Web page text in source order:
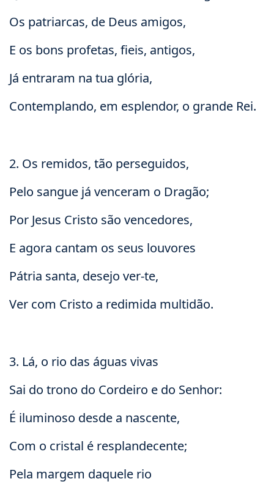
Os patriarcas, de Deus amigos,
E os bons profetas, fieis, antigos,
Já entraram na tua glória,
Contemplando, em esplendor, o grande Rei.
2. Os remidos, tão perseguidos,
Pelo sangue já venceram o Dragão;
Por Jesus Cristo são vencedores,
E agora cantam os seus louvores
Pátria santa, desejo ver-te,
Ver com Cristo a redimida multidão.
3. Lá, o rio das águas vivas
Sai do trono do Cordeiro e do Senhor:
É iluminoso desde a nascente,
Com o cristal é resplandecente;
Pela margem daquele rio